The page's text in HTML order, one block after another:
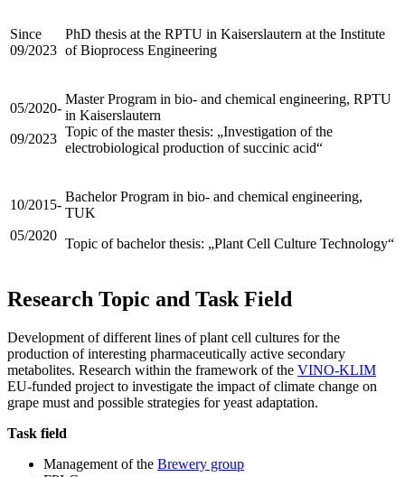
Since
09/2023
PhD thesis at the RPTU in Kaiserslautern at the Institute
of Bioprocess Engineering
05/2020-
09/2023
Master Program in bio- and chemical engineering, RPTU
in Kaiserslautern
Topic of the master thesis: „Investigation of the
electrobiological production of succinic acid“
10/2015-
05/2020
Bachelor Program in bio- and chemical engineering,
TUK
Topic of bachelor thesis: „Plant Cell Culture Technology“
Research Topic and Task Field
Development of different lines of plant cell cultures for the
production of interesting pharmaceutically active secondary
metabolites. Research within the framework of the VINO-KLIM
EU-funded project to investigate the impact of climate change on
grape must and possible strategies for yeast adaptation.
Task field
Management of the Brewery group